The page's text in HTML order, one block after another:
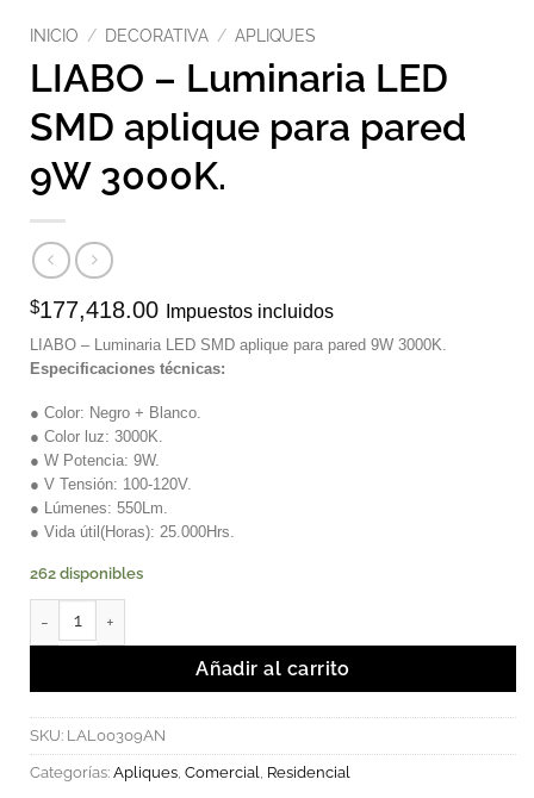
INICIO / DECORATIVA / APLIQUES
LIABO – Luminaria LED
SMD aplique para pared
9W 3000K.
$177,418.00 Impuestos incluidos
LIABO – Luminaria LED SMD aplique para pared 9W 3000K.
Especificaciones técnicas:
● Color: Negro + Blanco.
● Color luz: 3000K.
● W Potencia: 9W.
● V Tensión: 100-120V.
● Lúmenes: 550Lm.
● Vida útil(Horas): 25.000Hrs.
262 disponibles
LIABO - Luminaria LED SMD aplique para pared 9W 3000K.
Añadir al carrito
SKU: LAL00309AN
Categorías: Apliques Comercial Residencial